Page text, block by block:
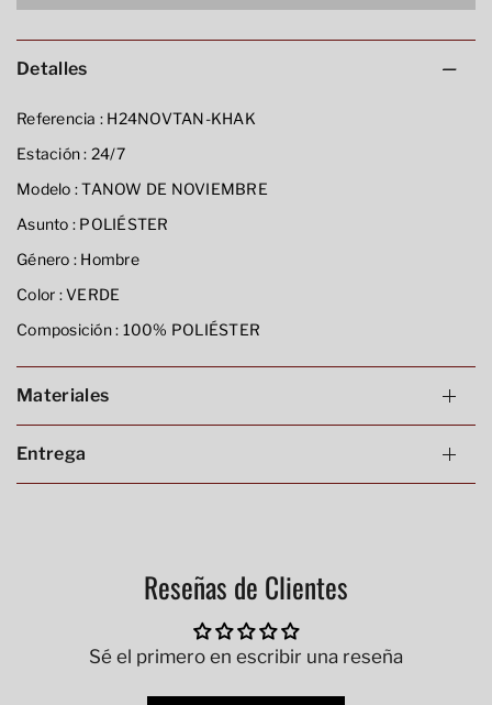
Detalles
Referencia : H24NOVTAN-KHAK
Estación : 24/7
Modelo :TANOW DE NOVIEMBRE
Asunto : POLIÉSTER
Género : Hombre
Color :VERDE
Composición : 100% POLIÉSTER
Materiales
Entrega
Reseñas de Clientes
Sé el primero en escribir una reseña